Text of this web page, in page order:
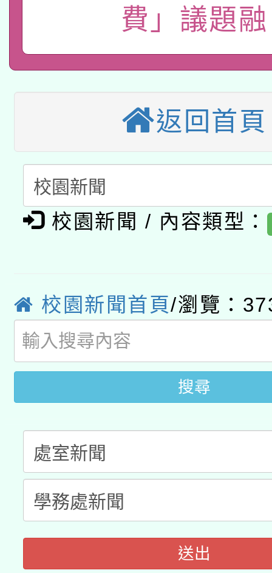
用水績優單位及節水達
開 智慧啟航」
本校115學年度第2次
招甄選結果公告(無人
招)
適應運動共學行動站研
本館辦理115年度閱讀
暨閱讀推動專業研習
科技賦能─人工智慧
礎課程
A3數位素養講師名單
「數位內容與教學軟體
pilot」
有關大陸委員會函釋公
轉知經濟部水利署委託
用水績優單位及節水達
動」
桃園市孔廟祈福系列
開 智慧啟航」
2026年桃園地景藝術
費」議題融
返回首頁
校園新聞 / 內容類型：
校園新聞首頁/瀏覽：
搜尋
送出